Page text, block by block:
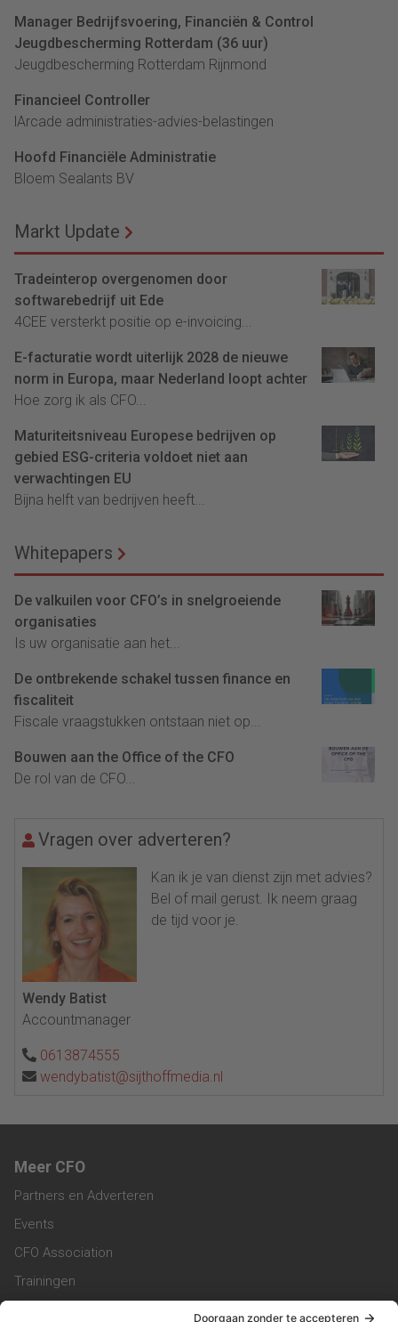
Manager Bedrijfsvoering, Financiën & Control
Jeugdbescherming Rotterdam (36 uur)
Jeugdbescherming Rotterdam Rijnmond
Financieel Controller
lArcade administraties-advies-belastingen
Hoofd Financiële Administratie
Bloem Sealants BV
Markt Update
Tradeinterop overgenomen door
softwarebedrijf uit Ede
4CEE versterkt positie op e-invoicing...
E-facturatie wordt uiterlijk 2028 de nieuwe
norm in Europa, maar Nederland loopt achter
Hoe zorg ik als CFO...
Maturiteitsniveau Europese bedrijven op
gebied ESG-criteria voldoet niet aan
verwachtingen EU
Bijna helft van bedrijven heeft...
Whitepapers
De valkuilen voor CFO’s in snelgroeiende
organisaties
Is uw organisatie aan het...
De ontbrekende schakel tussen finance en
fiscaliteit
Fiscale vraagstukken ontstaan niet op...
Bouwen aan the Office of the CFO
De rol van de CFO...
Vragen over adverteren?
Kan ik je van dienst zijn met advies?
Bel of mail gerust. Ik neem graag
de tijd voor je.
Wendy Batist
Accountmanager
0613874555
wendybatist@sijthoffmedia.nl
Meer CFO
Partners en Adverteren
Events
CFO Association
Trainingen